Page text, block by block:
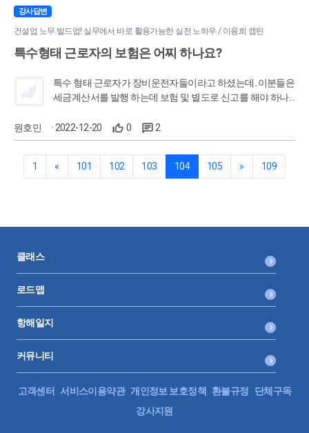
강사답변
건설업 노무 빌드업! 실무에서 바로 활용가능한 실전 노하우 / 이용희 캡틴
특수형태 근로자의 보험은 어찌 하나요?
특수 형태 근로자가 장비운전자들이라고 하셨는데..이분들은
세금계산서를 발행 하는데 보험 및 별도로 신고를 해야 하나
원호민
· 2022-12-20 0 2
1 « 101 102 103 104 105 » 109
클래스
로드맵
항해일지
커뮤니티
고객센터 서비스이용약관 개인정보 보호정책 환불규정
단체구독
강사지원